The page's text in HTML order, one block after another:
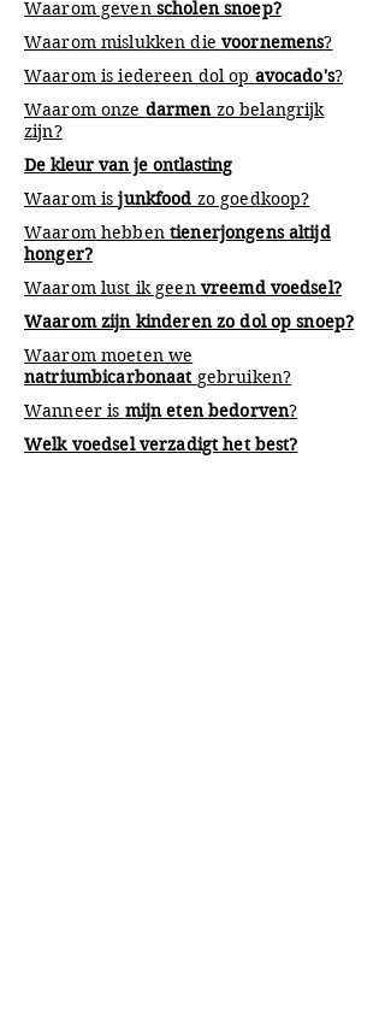
Waarom geven scholen snoep?
Waarom mislukken die voornemens?
Waarom is iedereen dol op avocado's?
Waarom onze darmen zo belangrijk
zijn?
De kleur van je ontlasting
Waarom isjunkfood zo goedkoop?
Waarom hebben tienerjongens altijd
honger?
Waarom lust ik geen vreemd voedsel?
Waarom zijn kinderen zo dol op snoep?
Waarom moeten we
natriumbicarbonaat gebruiken?
Wanneer is mijn eten bedorven?
Welk voedsel verzadigt het best?